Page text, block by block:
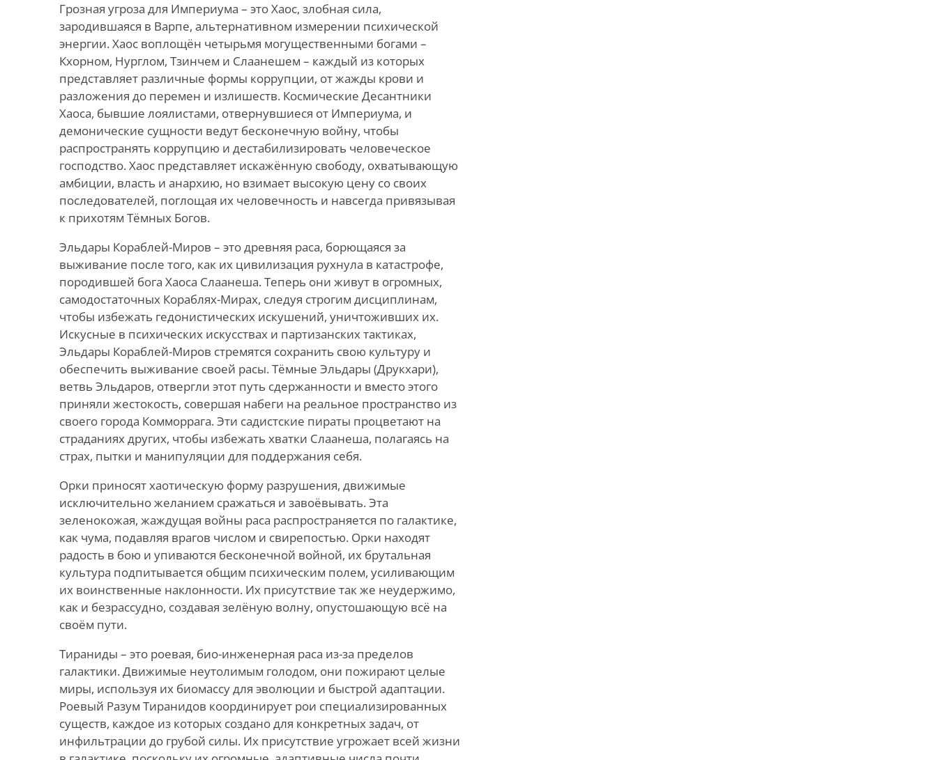
Грозная угроза для Империума – это Хаос, злобная сила,
зародившаяся в Варпе, альтернативном измерении психической
энергии. Хаос воплощён четырьмя могущественными богами –
Кхорном, Нурглом, Тзинчем и Слаанешем – каждый из которых
представляет различные формы коррупции, от жажды крови и
разложения до перемен и излишеств. Космические Десантники
Хаоса, бывшие лоялистами, отвернувшиеся от Империума, и
демонические сущности ведут бесконечную войну, чтобы
распространять коррупцию и дестабилизировать человеческое
господство. Хаос представляет искажённую свободу, охватывающую
амбиции, власть и анархию, но взимает высокую цену со своих
последователей, поглощая их человечность и навсегда привязывая
к прихотям Тёмных Богов.
Эльдары Кораблей-Миров – это древняя раса, борющаяся за
выживание после того, как их цивилизация рухнула в катастрофе,
породившей бога Хаоса Слаанеша. Теперь они живут в огромных,
самодостаточных Кораблях-Мирах, следуя строгим дисциплинам,
чтобы избежать гедонистических искушений, уничтоживших их.
Искусные в психических искусствах и партизанских тактиках,
Эльдары Кораблей-Миров стремятся сохранить свою культуру и
обеспечить выживание своей расы. Тёмные Эльдары (Друкхари),
ветвь Эльдаров, отвергли этот путь сдержанности и вместо этого
приняли жестокость, совершая набеги на реальное пространство из
своего города Комморрага. Эти садистские пираты процветают на
страданиях других, чтобы избежать хватки Слаанеша, полагаясь на
страх, пытки и манипуляции для поддержания себя.
Орки приносят хаотическую форму разрушения, движимые
исключительно желанием сражаться и завоёвывать. Эта
зеленокожая, жаждущая войны раса распространяется по галактике,
как чума, подавляя врагов числом и свирепостью. Орки находят
радость в бою и упиваются бесконечной войной, их брутальная
культура подпитывается общим психическим полем, усиливающим
их воинственные наклонности. Их присутствие так же неудержимо,
как и безрассудно, создавая зелёную волну, опустошающую всё на
своём пути.
Тираниды – это роевая, био-инженерная раса из-за пределов
галактики. Движимые неутолимым голодом, они пожирают целые
миры, используя их биомассу для эволюции и быстрой адаптации.
Роевый Разум Тиранидов координирует рои специализированных
существ, каждое из которых создано для конкретных задач, от
инфильтрации до грубой силы. Их присутствие угрожает всей жизни